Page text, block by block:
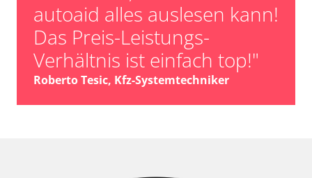
autoaid alles auslesen kann!
Das Preis-Leistungs-
Verhältnis ist einfach top!"
Roberto Tesic, Kfz-Systemtechniker